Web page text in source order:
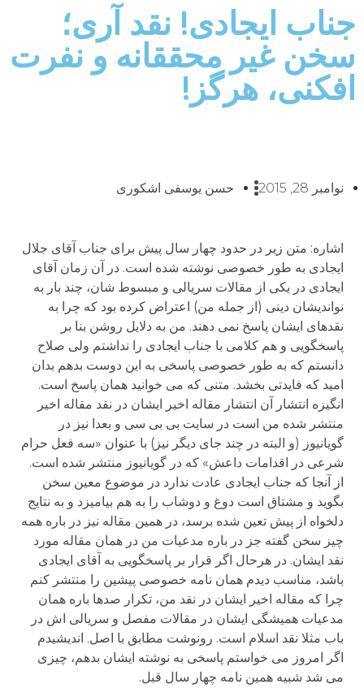
جناب ایجادی! نقد آری؛
سخن غیر محققانه و نفرت
افکنی، هرگز!
نوامبر 28, 2015 حسن یوسفی اشکوری
اشاره: متن زیر در حدود چهار سال پیش برای جناب آقای جلال
ایجادی به طور خصوصی نوشته شده است. در آن زمان آقای
ایجادی در یکی از مقالات سریالی و مبسوط شان، چند بار به
نواندیشان دینی (از جمله من) اعتراض کرده بود که چرا به
نقدهای ایشان پاسخ نمی دهند. من به دلایل روشن بنا بر
پاسخگویی و هم کلامی با جناب ایجادی را نداشتم ولی صلاح
دانستم که به طور خصوصی پاسخی به این دوست بدهم بدان
امید که فایدتی بخشد. متنی که می خوانید همان پاسخ است.
انگیزه انتشار آن انتشار مقاله اخیر ایشان در نقد مقاله اخیر
منتشر شده من است در سایت بی بی سی و بعدا نیز در
گویانیوز (و البته در چند جای دیگر نیز) با عنوان «سه فعل حرام
شرعی در اقدامات داعش» که در گویانیوز منتشر شده است.
از آنجا که جناب ایجادی عادت ندارد در موضوع معین سخن
بگوید و مشتاق است دوغ و دوشاب را به هم بیامیزد و به نتایج
دلخواه از پیش تعین شده برسد، در همین مقاله نیز در باره همه
چیز سخن گفته جز در باره مدعیات من در همان مقاله مورد
نقد ایشان. در هرحال اگر قرار بر پاسخگویی به آقای ایجادی
باشد، مناسب دیدم همان نامه خصوصی پیشین را منتشر کنم
چرا که مقاله اخیر ایشان در نقد من، تکرار صدها باره همان
مدعیات همیشگی ایشان در مقالات مفصل و سریالی اش در
باب مثلا نقد اسلام است. رونوشت مطابق با اصل. اندیشیدم
اگر امروز می خواستم پاسخی به نوشته ایشان بدهم، چیزی
می شد شبیه همین نامه چهار سال قبل.